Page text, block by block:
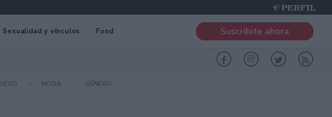
Sexualidad y vínculos Food Suscribite ahora
SEXO MODA GÉNERO